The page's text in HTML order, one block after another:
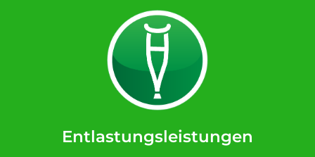
Entlastungsleistungen